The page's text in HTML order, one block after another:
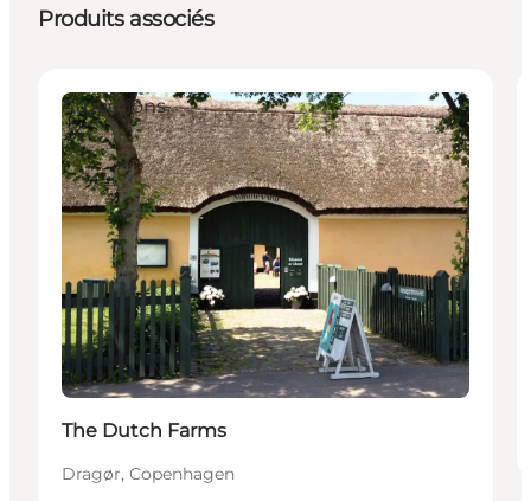
Produits associés
Attractions
The Dutch Farms
Dragør, Copenhagen